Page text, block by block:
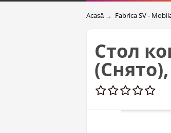
Acasă → Fabrica SV -
Стол